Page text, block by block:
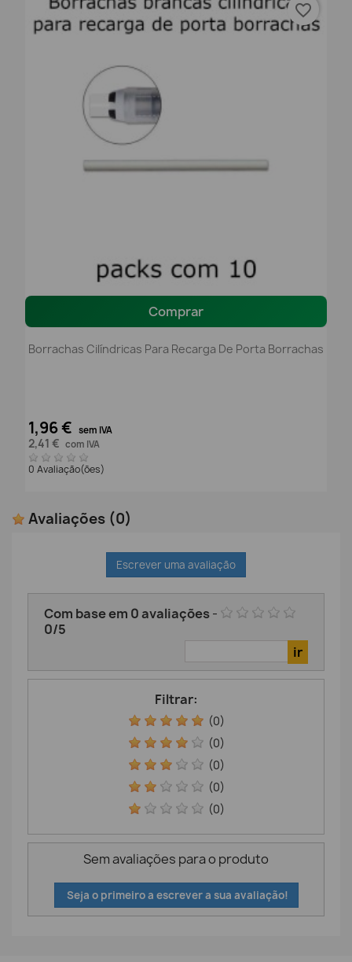
Comprar
Borrachas Cilíndricas Para Recarga De Porta Borrachas
1,96 € sem IVA
2,41 € com IVA
0 Avaliação(ões)
favorite_border
Avaliações (0)
Escrever uma avaliação
Com base em 0avaliações-
0/5
Filtrar:
(0)
(0)
(0)
(0)
(0)
Sem avaliações para o produto
Seja o primeiro a escrever a sua avaliação!